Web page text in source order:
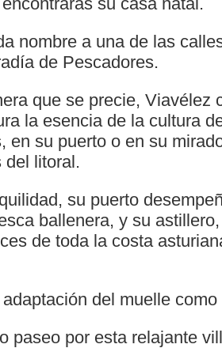
nombre a una de las
de Pescadores.
que se precie, Viavélez
la esencia de la cultura
en su puerto o en su
del litoral.
su puerto
ballenera, y su
de toda la costa
del muelle
paseo por esta relajante